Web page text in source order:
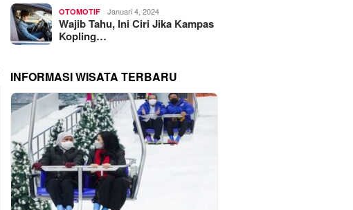
OTOMOTIF Januari 4, 2024
Wajib Tahu, Ini Ciri Jika Kampas
Kopling…
INFORMASI WISATA TERBARU